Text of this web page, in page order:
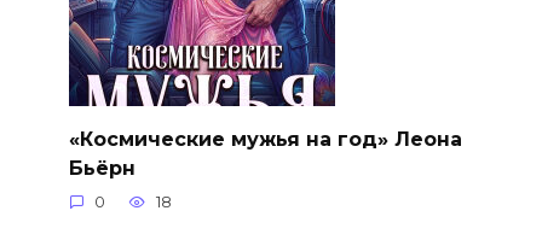
«Космические мужья на год» Леона
Бьёрн
0 18